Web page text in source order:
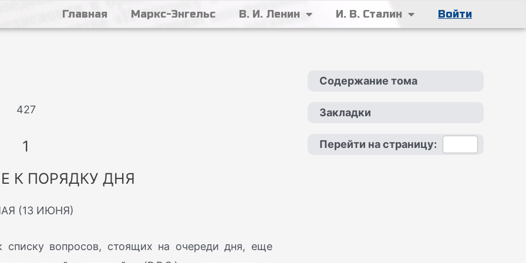
Главная Маркс-Энгельс В. И. Ленин И. В. Сталин Войти
427
1
К ПОРЯДКУ ДНЯ
(13 ИЮНЯ)
вопросов, стоящих на очереди дня, еще
Содержание тома
Закладки
Перейти на страницу: